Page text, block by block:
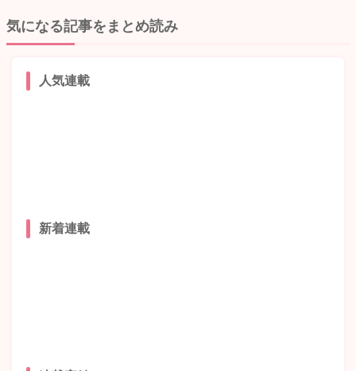
気になる記事をまとめ読み
人気連載
新着連載